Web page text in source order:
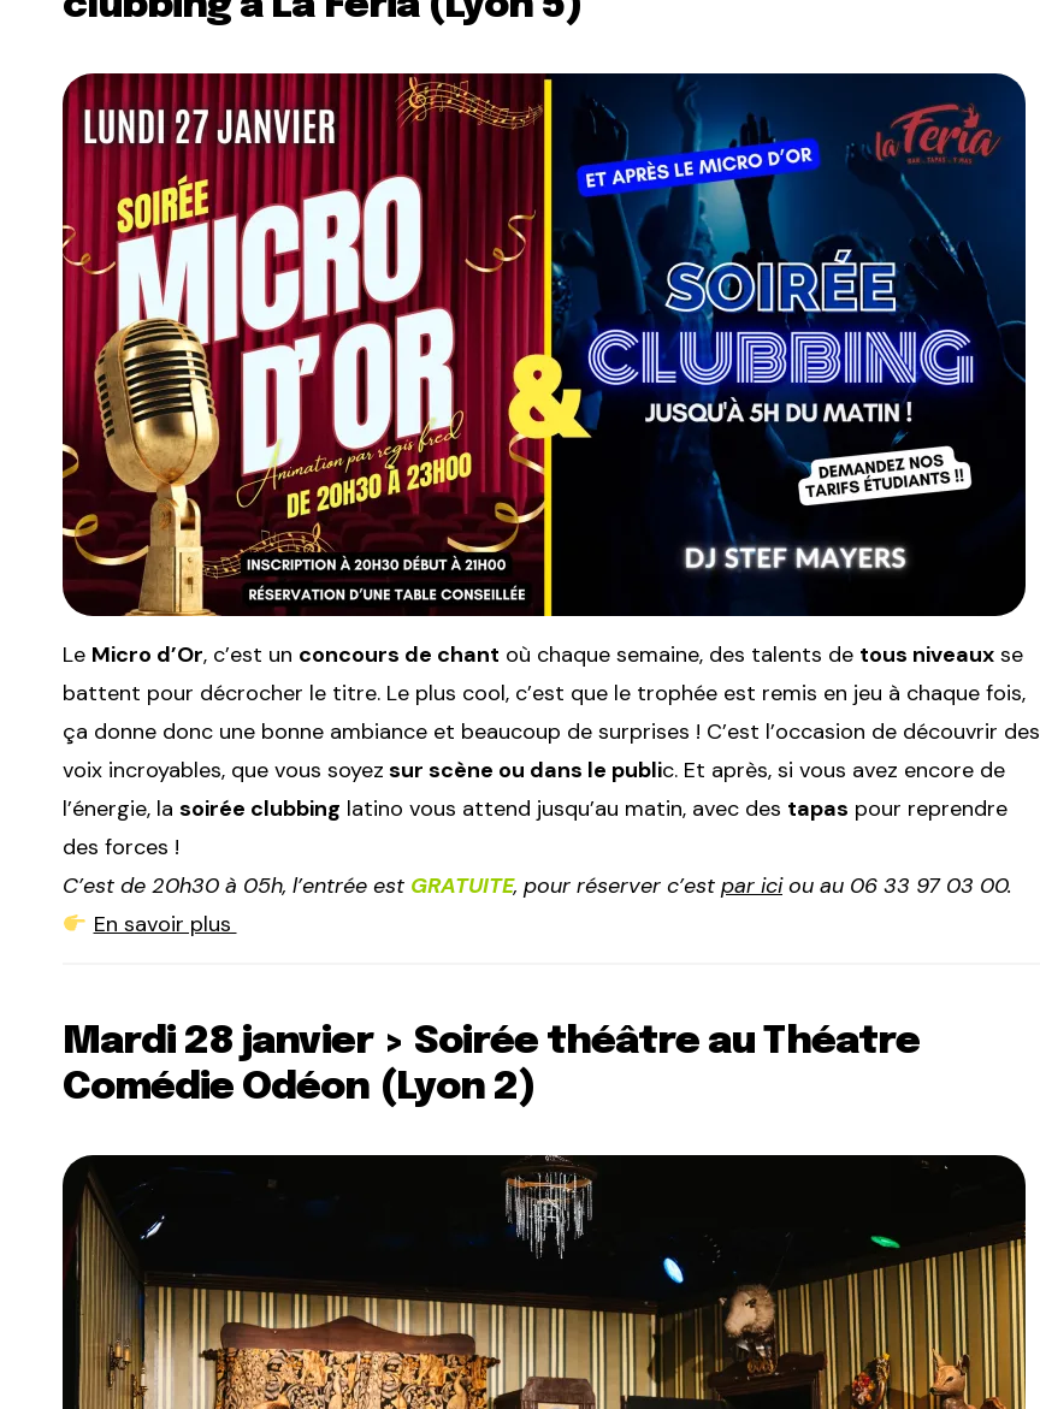
Le Micro d’Or, c’est un concours de chant où chaque semaine, des talents de tous niveaux se
battent pour décrocher le titre. Le plus cool, c’est que le trophée est remis en jeu à chaque fois,
ça donne donc une bonne ambiance et beaucoup de surprises ! C’est l’occasion de découvrir des
voix incroyables, que vous soyez sur scène ou dans le public. Et après, si vous avez encore de
l’énergie, la soirée clubbing latino vous attend jusqu’au matin, avec des tapas pour reprendre
des forces !
C’est de 20h30 à 05h, l’entrée est GRATUITE, pour réserver c’est par iciou au 06 33 97 03 00.
En savoir plus
Mardi 28 janvier > Soirée théâtre au Théatre
Comédie Odéon (Lyon 2)